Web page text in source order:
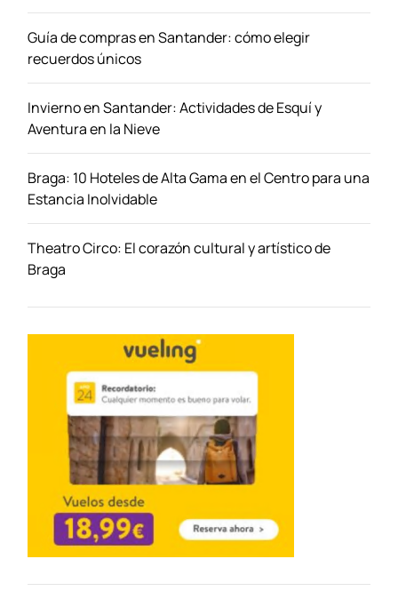
Guía de compras en Santander: cómo elegir
recuerdos únicos
Invierno en Santander: Actividades de Esquí y
Aventura en la Nieve
Braga: 10 Hoteles de Alta Gama en el Centro para una
Estancia Inolvidable
Theatro Circo: El corazón cultural y artístico de
Braga